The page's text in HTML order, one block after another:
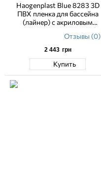
Haogenplast Blue 8283 3D
ПВХ пленка для бассейна
(лайнер) с акриловым
Отзывы (0)
2 443 грн
Купить